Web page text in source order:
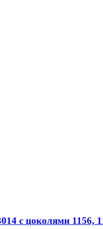
с цоколями 1156,